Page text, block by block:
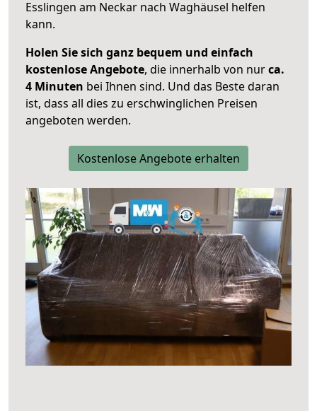
Esslingen am Neckar nach Waghäusel helfen
kann.
Holen Sie sich ganz bequem und einfach
kostenlose Angebote, die innerhalb von nurca.
4 Minuten bei Ihnen sind. Und das Beste daran
ist, dass all dies zu erschwinglichen Preisen
angeboten werden.
Kostenlose Angebote erhalten